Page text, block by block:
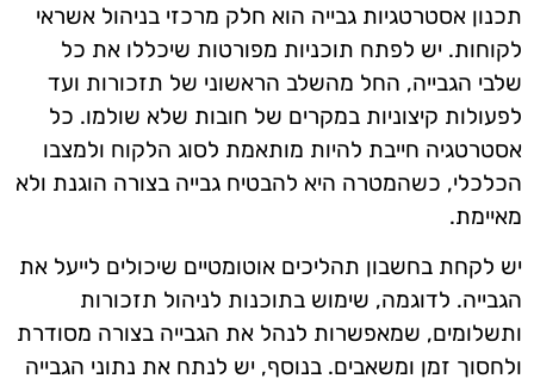
תכנון אסטרטגיות גבייה הוא חלק מרכזי בניהול אשראי
לקוחות. יש לפתח תוכניות מפורטות שיכללו את כל
שלבי הגבייה, החל מהשלב הראשוני של תזכורות ועד
לפעולות קיצוניות במקרים של חובות שלא שולמו. כל
אסטרטגיה חייבת להיות מותאמת לסוג הלקוח ולמצבו
הכלכלי, כשהמטרה היא להבטיח גבייה בצורה הוגנת ולא
מאיימת.
יש לקחת בחשבון תהליכים אוטומטיים שיכולים לייעל את
הגבייה. לדוגמה, שימוש בתוכנות לניהול תזכורות
ותשלומים, שמאפשרות לנהל את הגבייה בצורה מסודרת
ולחסוך זמן ומשאבים. בנוסף, יש לנתח את נתוני הגבייה